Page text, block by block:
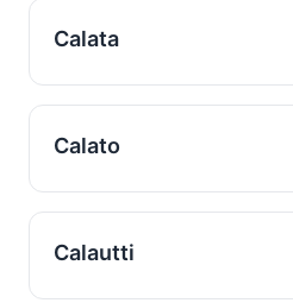
Calata
Calato
Calautti